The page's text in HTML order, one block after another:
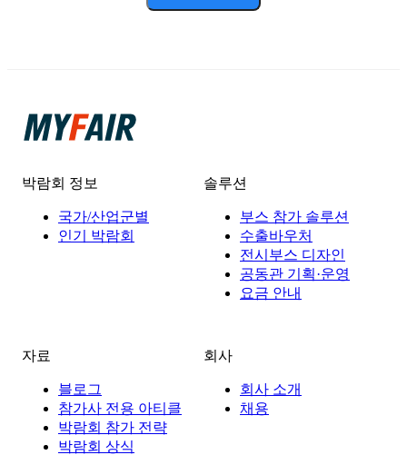
박람회 정보
국가/산업군별
인기 박람회
솔루션
부스 참가 솔루션
수출바우처
전시부스 디자인
공동관 기획·운영
요금 안내
자료
블로그
참가사 전용 아티클
박람회 참가 전략
박람회 상식
회사
회사 소개
채용